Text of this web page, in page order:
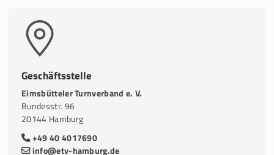
Geschäftsstelle
Eimsbütteler Turnverband e. V.
Bundesstr. 96
20144 Hamburg
+49 40 4017690
info@etv-hamburg.de